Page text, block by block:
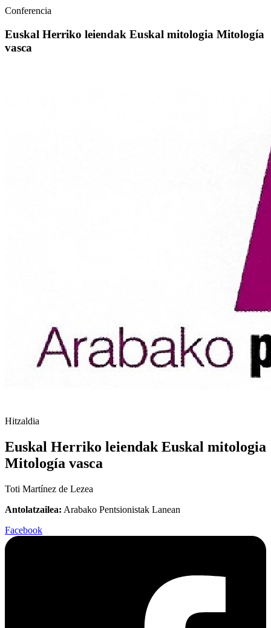
Conferencia
Euskal Herriko leiendak Euskal mitologia Mitología
vasca
Hitzaldia
Euskal Herriko leiendak Euskal mitologia
Mitología vasca
Toti Martínez de Lezea
Antolatzailea: Arabako Pentsionistak Lanean
Facebook